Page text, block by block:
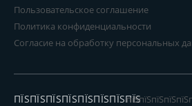
Пользовательское соглашение
Политика конфиденциальности
Согласие на обработку персональных
ПЇЅПЇЅПЇЅПЇЅПЇЅПЇЅПЇЅПЇЅ